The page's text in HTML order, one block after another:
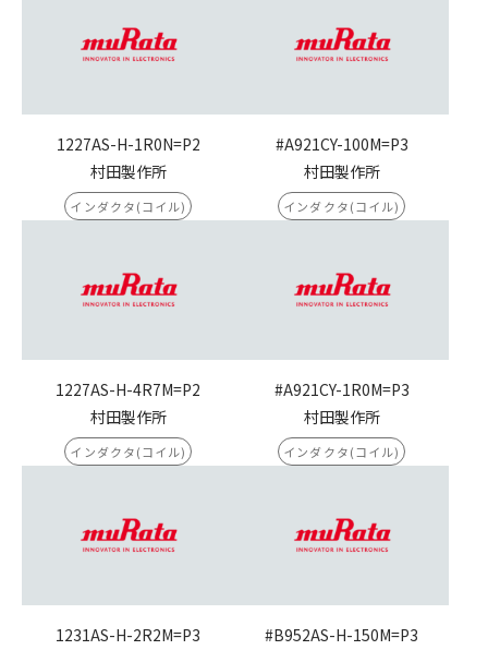
1227AS-H-1R0N=P2
村田製作所
インダクタ(コイル)
#A921CY-100M=P3
村田製作所
インダクタ(コイル)
1227AS-H-4R7M=P2
村田製作所
インダクタ(コイル)
#A921CY-1R0M=P3
村田製作所
インダクタ(コイル)
1231AS-H-2R2M=P3
#B952AS-H-150M=P3